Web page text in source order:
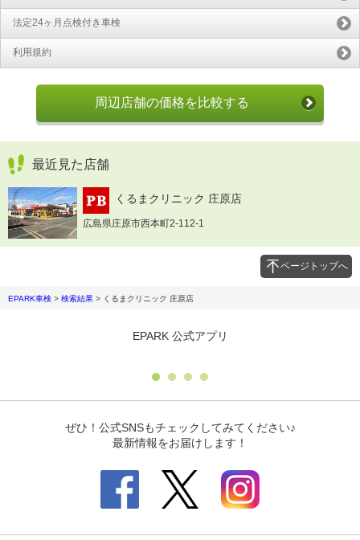
法定24ヶ月点検付き車検
利用規約
周辺店舗の価格を比較する
最近見た店舗
くるまクリニック 庄原店
広島県庄原市西本町2-112-1
ページトップへ
EPARK車検 > 検索結果 > くるまクリニック 庄原店